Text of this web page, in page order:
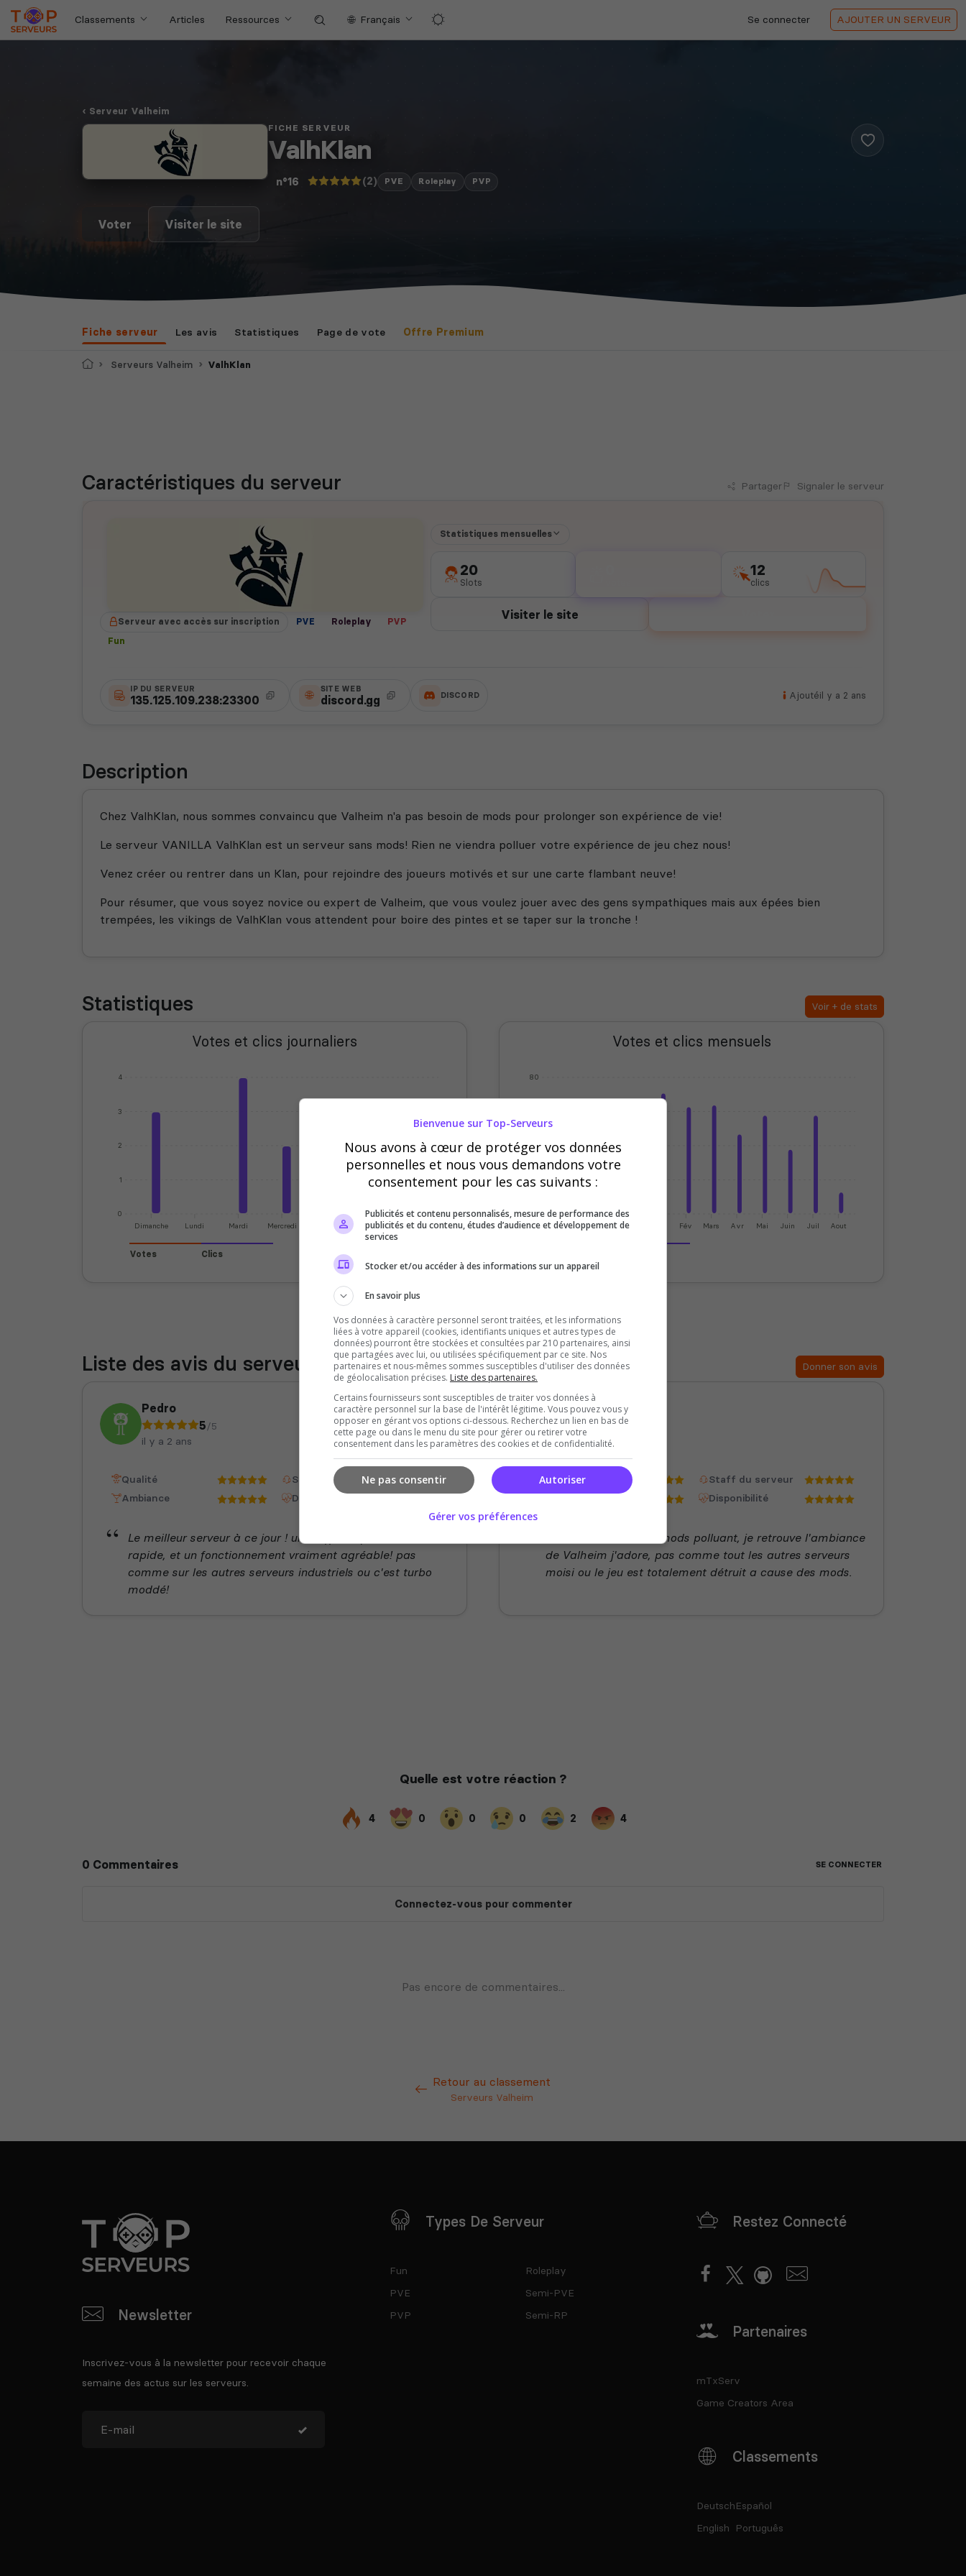
Classements Articles Ressources Français Se connecter AJOUTER UN SERVEUR
Serveur Valheim
FICHE SERVEUR
ValhKlan
n°16 (2) PVE Roleplay PVP
Voter Visiter le site
Fiche serveur Les avis Statistiques Page de vote Offre Premium
AccueilServeurs Valheim ValhKlan
Caractéristiques du serveur Partager Signaler le serveur
Serveur avec accès sur inscription PVE Roleplay
PVP
Fun
Statistiques mensuelles
20
Slots
12
clics
Visiter le site
IP DU SERVEUR
135.125.109.238:23300
SITE WEB
discord.gg DISCORD Ajoutéil y a 2 ans
Description
Chez ValhKlan, nous sommes convaincu que Valheim n'a pas besoin de mods pour prolonger son expérience de vie!
Le serveur VANILLA ValhKlan est un serveur sans mods! Rien ne viendra polluer votre expérience de jeu chez nous!
Venez créer ou rentrer dans un Klan, pour rejoindre des joueurs motivés et sur une carte flambant neuve!
Pour résumer, que vous soyez novice ou expert de Valheim, que vous voulez jouer avec des gens sympathiques mais aux épées bien
trempées, les vikings de ValhKlan vous attendent pour boire des pintes et se taper sur la tronche !
Statistiques Voir + de stats
Votes et clics journaliers
0
1
2
3
4
Dimanche Lundi Mardi Mercredi Jeudi Vendredi Samedi
Votes Clics
Votes et clics mensuels
0
20
40
80
Sept Oct Nov Déc Fév Mars Avr Mai Juin Juil Aout
Liste des avis du serveur Donner son avis
Pedro
5/5
il y a 2 ans
Qualité
Staff du serveur
Ambiance
Disponibilité
Le meilleur serveur à ce jour ! un staff compétent et
rapide, et un fonctionnement vraiment agréable! pas
comme sur les autres serveurs industriels ou c'est turbo
moddé!
Galdru
5/5
il y a 2 ans
Qualité
Staff du serveur
Disponibilité
Valheim avec aucun mods polluant, je retrouve l'ambiance
de Valheim j'adore, pas comme tout les autres serveurs
moisi ou le jeu est totalement détruit a cause des mods.
Retour au classement
Serveurs Valheim
Newsletter
Inscrivez-vous à la newsletter pour recevoir chaque
semaine des actus sur les serveurs.
Types De Serveur
Fun
PVE
PVP
Roleplay
Semi-PVE
Semi-RP
Restez Connecté
Partenaires
mTxServ
Game Creators Area
Classements
Deutsch
English
Español
Português
Bienvenue sur Top-Serveurs
Nous avons à cœur de protéger vos données
personnelles et nous vous demandons votre
consentement pour les cas suivants :
Publicités et contenu personnalisés, mesure de performance des
publicités et du contenu, études d’audience et développement de
services
Stocker et/ou accéder à des informations sur un appareil
En savoir plus
Vos données à caractère personnel seront traitées, et les informations
liées à votre appareil (cookies, identifiants uniques et autres types de
données) pourront être stockées et consultées par 210 partenaires, ainsi
que partagées avec lui, ou utilisées spécifiquement par ce site. Nos
partenaires et nous-mêmes sommes susceptibles d'utiliser des données
de géolocalisation précises. Liste des partenaires.
Certains fournisseurs sont susceptibles de traiter vos données à
caractère personnel sur la base de l'intérêt légitime. Vous pouvez vous y
opposer en gérant vos options ci-dessous. Recherchez un lien en bas de
cette page ou dans le menu du site pour gérer ou retirer votre
consentement dans les paramètres des cookies et de confidentialité.
Autoriser
Ne pas consentir
Gérer vos préférences